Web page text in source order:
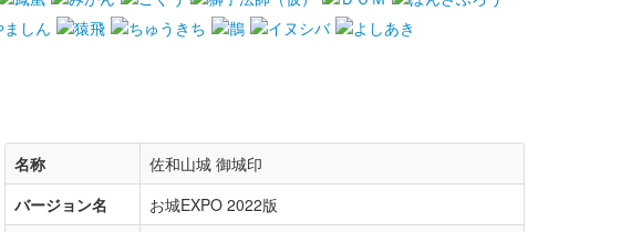
名称
佐和山城 御城印
バージョン名
お城EXPO 2022版